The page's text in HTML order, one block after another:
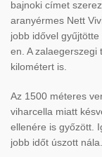
bajnoki címet
aranyérmes Nett
jobb idővel
en. A zalaegerszegi
kilométert is.
Az 1500 méteres
viharcella miatt
ellenére is győzött.
jobb időt úszott nála.